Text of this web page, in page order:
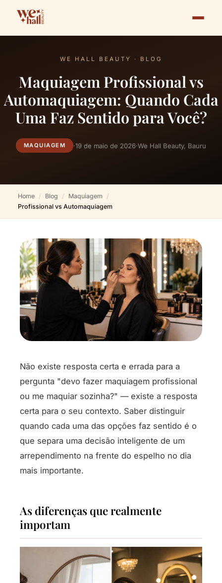
WE HALL BEAUTY · BLOG
Maquiagem Profissional vs
Automaquiagem: Quando Cada
Uma Faz Sentido para Você?
MAQUIAGEM ·19 de maio de 2026·We Hall Beauty, Bauru
Home Blog
Maquiagem
Profissional vs Automaquiagem
Não existe resposta certa e errada para a
pergunta "devo fazer maquiagem profissional
ou me maquiar sozinha?" — existe a resposta
certa para o seu contexto. Saber distinguir
quando cada uma das opções faz sentido é o
que separa uma decisão inteligente de um
arrependimento na frente do espelho no dia
mais importante.
As diferenças que realmente
importam